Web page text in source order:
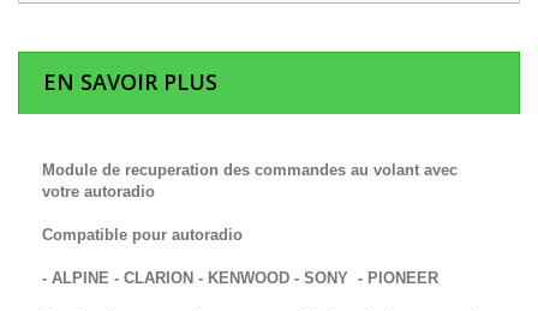
EN SAVOIR PLUS
Module de recuperation des commandes au volant avec
votre autoradio
Compatible pour autoradio
- ALPINE - CLARION - KENWOOD - SONY - PIONEER